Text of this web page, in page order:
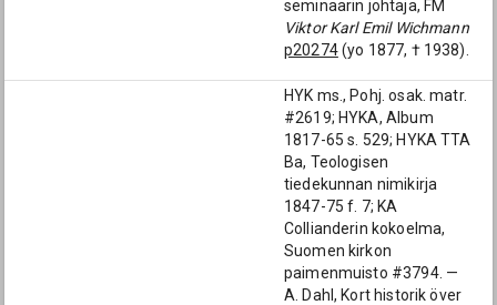
seminaarin johtaja, FM
Viktor Karl Emil Wichmann
p20274(yo 1877, † 1938).
HYK ms., Pohj. osak. matr.
#2619; HYKA, Album
1817-65 s. 529; HYKA TTA
Ba, Teologisen
tiedekunnan nimikirja
1847-75 f. 7; KA
Collianderin kokoelma,
Suomen kirkon
paimenmuisto #3794. —
A. Dahl, Kort historik över